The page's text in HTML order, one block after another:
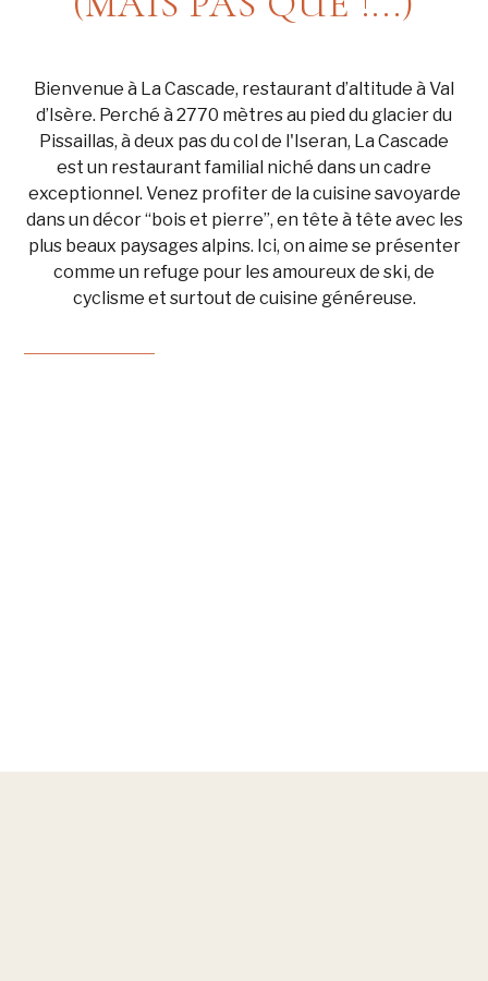
Bienvenue à La Cascade, restaurant d’altitude à Val
d’Isère. Perché à 2770 mètres au pied du glacier du
Pissaillas, à deux pas du col de l'Iseran, La Cascade
est un restaurant familial niché dans un cadre
exceptionnel. Venez profiter de la cuisine savoyarde
dans un décor “bois et pierre”, en tête à tête avec les
plus beaux paysages alpins. Ici, on aime se présenter
comme un refuge pour les amoureux de ski, de
cyclisme et surtout de cuisine généreuse.